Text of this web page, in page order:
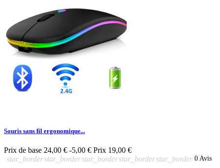
Souris sans fil ergonomique...
Prix de base 24,00 € -5,00 € Prix 19,00 €
star_borderstar_borderstar_borderstar_borderstar_border 0 Avis